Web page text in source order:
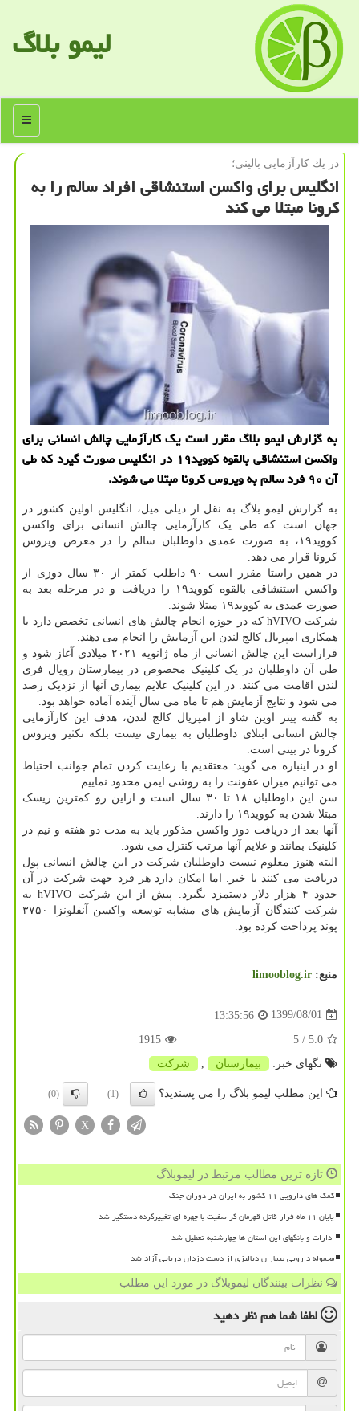
لیمو بلاگ
منو
در یك كارآزمایی بالینی؛
انگلیس برای واكسن استنشاقی افراد سالم را به
كرونا مبتلا می كند
به گزارش لیمو بلاگ مقرر است یك كارآزمایی چالش انسانی برای
واكسن استنشاقی بالقوه كووید۱۹ در انگلیس صورت گیرد كه طی
آن ۹۰ فرد سالم به ویروس كرونا مبتلا می شوند.
به گزارش لیمو بلاگ به نقل از دیلی میل، انگلیس اولین کشور در
جهان است که طی یک کارآزمایی چالش انسانی برای واکسن
کووید۱۹، به صورت عمدی داوطلبان سالم را در معرض ویروس
کرونا قرار می دهد.
در همین راستا مقرر است ۹۰ داطلب کمتر از ۳۰ سال دوزی از
واکسن استنشاقی بالقوه کووید۱۹ را دریافت و در مرحله بعد به
صورت عمدی به کووید۱۹ مبتلا شوند.
شرکت hVIVO که در حوزه انجام چالش های انسانی تخصص دارد با
همکاری امپریال کالج لندن این آزمایش را انجام می دهند.
قراراست این چالش انسانی از ماه ژانویه ۲۰۲۱ میلادی آغاز شود و
طی آن داوطلبان در یک کلینیک مخصوص در بیمارستان رویال فری
لندن اقامت می کنند. در این کلینیک علایم بیماری آنها از نزدیک رصد
می شود و نتایج آزمایش هم تا ماه می سال آینده آماده خواهد بود.
به گفته پیتر اوپن شاو از امپریال کالج لندن، هدف این کارآزمایی
چالش انسانی ابتلای داوطلبان به بیماری نیست بلکه تکثیر ویروس
کرونا در بینی است.
او در اینباره می گوید: معتقدیم با رعایت کردن تمام جوانب احتیاط
می توانیم میزان عفونت را به روشی ایمن محدود نماییم.
سن این داوطلبان ۱۸ تا ۳۰ سال است و ازاین رو کمترین ریسک
مبتلا شدن به کووید۱۹ را دارند.
آنها بعد از دریافت دوز واکسن مذکور باید به مدت دو هفته و نیم در
کلینیک بمانند و علایم آنها مرتب کنترل می شود.
البته هنوز معلوم نیست داوطلبان شرکت در این چالش انسانی پول
دریافت می کنند یا خیر. اما امکان دارد هر فرد جهت شرکت در آن
حدود ۴ هزار دلار دستمزد بگیرد. پیش از این شرکت hVIVO به
شرکت کنندگان آزمایش های مشابه توسعه واکسن آنفلونزا ۳۷۵۰
پوند پرداخت کرده بود.
منبع: limooblog.ir
1399/08/01
13:35:56
5.0
/ 5
1915
تگهای خبر:
بیمارستان شركت
این مطلب لیمو بلاگ را می پسندید؟ (1)
(0)
X
تازه ترین مطالب مرتبط در لیموبلاگ
کمک های دارویی ۱۱ کشور به ایران در دوران جنگ
پایان ۱۱ ماه فرار قاتل قهرمان کراسفیت با چهره ای تغییرکرده دستگیر شد
ادارات و بانکهای این استان ها چهارشنبه تعطیل شد
محموله دارویی بیماران دیالیزی از دست دزدان دریایی آزاد شد
نظرات بینندگان لیموبلاگ در مورد این مطلب
لطفا شما همنظر دهید